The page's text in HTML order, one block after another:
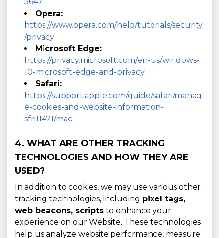
Opera:
https://www.opera.com/help/tutorials/security
/privacy
Microsoft Edge:
https://privacy.microsoft.com/en-us/windows-
10-microsoft-edge-and-privacy
Safari:
https://support.apple.com/guide/safari/manag
e-cookies-and-website-information-
sfri11471/mac
4. WHAT ARE OTHER TRACKING
TECHNOLOGIES AND HOW THEY ARE
USED?
In addition to cookies, we may use various other
tracking technologies, including pixel tags,
web beacons, scripts to enhance your
experience on our Website. These technologies
help us analyze website performance, measure